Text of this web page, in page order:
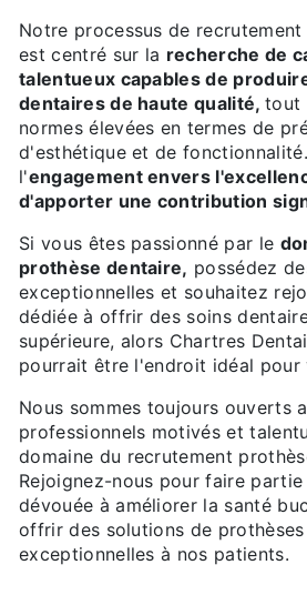
Notre processus de
est centré sur la recherche de
talentueux capables de
dentaires de haute qualité, tout
normes élevées en termes de
d'esthétique et de
l'engagement envers
d'apporter une contribution
Si vous êtes passionné par le
prothèse dentaire, possédez
exceptionnelles et souhaitez
dédiée à offrir des soins
supérieure, alors Chartres
pourrait être l'endroit idéal pour
Nous sommes toujours ouverts
professionnels motivés et
domaine du recrutement
Rejoignez-nous pour faire
dévouée à améliorer la santé
offrir des solutions de
exceptionnelles à nos patients.